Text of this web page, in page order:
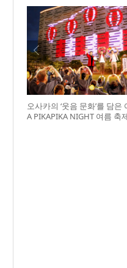
오사카의 ‘웃음 문화’를 담은
A PIKAPIKA NIGHT 여름 축